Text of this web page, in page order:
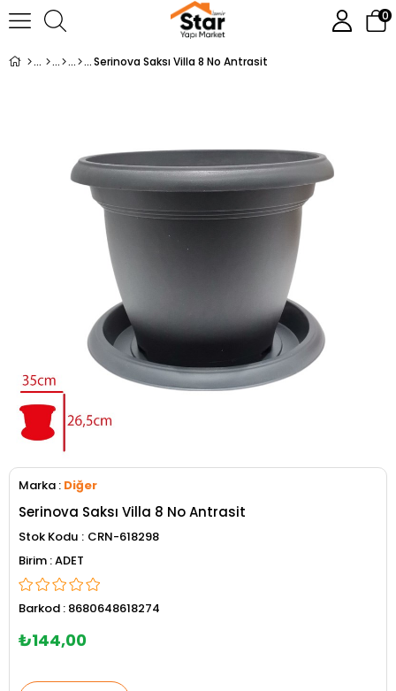
0
Serinova Saksı Villa 8 No Antrasit
Marka : Diğer
Serinova Saksı Villa 8 No Antrasit
Stok Kodu
CRN-618298
ADET
Barkod : 8680648618274
₺144,00